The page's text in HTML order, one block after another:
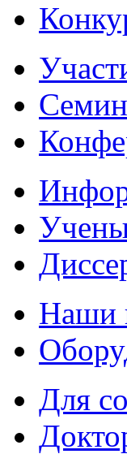
Наши
Для